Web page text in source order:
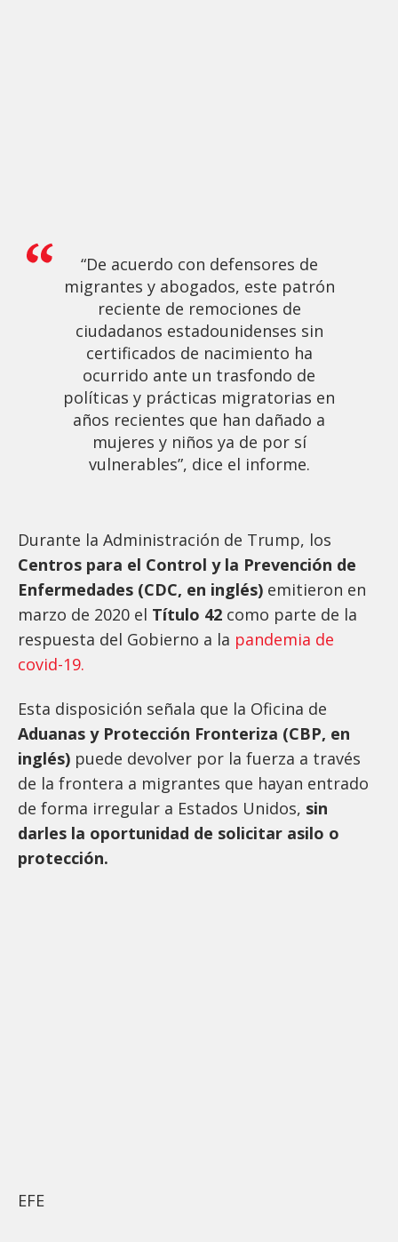
“De acuerdo con defensores de
migrantes y abogados, este patrón
reciente de remociones de
ciudadanos estadounidenses sin
certificados de nacimiento ha
ocurrido ante un trasfondo de
políticas y prácticas migratorias en
años recientes que han dañado a
mujeres y niños ya de por sí
vulnerables”, dice el informe.
Durante la Administración de Trump, los
Centros para el Control y la Prevención de
Enfermedades (CDC, en inglés) emitieron en
marzo de 2020 el Título 42 como parte de la
respuesta del Gobierno a la pandemia de
covid-19.
Esta disposición señala que la Oficina de
Aduanas y Protección Fronteriza (CBP, en
inglés) puede devolver por la fuerza a través
de la frontera a migrantes que hayan entrado
de forma irregular a Estados Unidos, sin
darles la oportunidad de solicitar asilo o
protección.
EFE